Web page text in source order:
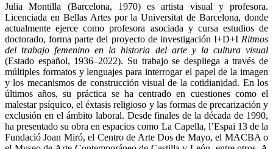
Julia Montilla (Barcelona, 1970) es artista visual y profesora.
Licenciada en Bellas Artes por la Universitat de Barcelona, donde
actualmente ejerce como profesora asociada y cursa estudios de
doctorado, forma parte del proyecto de investigación I+D+I Ritmos
del trabajo femenino en la historia del arte y la cultura visual
(Estado español, 1936–2022). Su trabajo se despliega a través de
múltiples formatos y lenguajes para interrogar el papel de la imagen
y los mecanismos de construcción visual de la cotidianidad. En los
últimos años, su práctica se ha centrado en cuestiones como el
malestar psíquico, el éxtasis religioso y las formas de precarización y
exclusión en el ámbito laboral. Desde finales de la década de 1990,
ha presentado su obra en espacios como La Capella, l’Espai 13 de la
Fundació Joan Miró, el Centro de Arte Dos de Mayo, el MACBA o